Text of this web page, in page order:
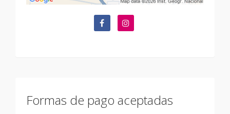
Formas de pago aceptadas